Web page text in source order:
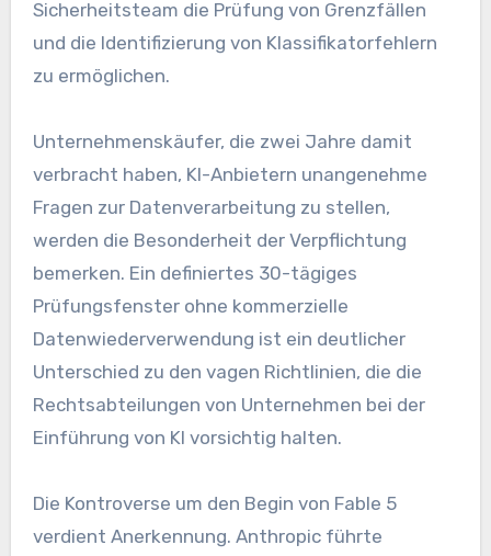
Sicherheitsteam die Prüfung von Grenzfällen
und die Identifizierung von Klassifikatorfehlern
zu ermöglichen.
Unternehmenskäufer, die zwei Jahre damit
verbracht haben, KI-Anbietern unangenehme
Fragen zur Datenverarbeitung zu stellen,
werden die Besonderheit der Verpflichtung
bemerken. Ein definiertes 30-tägiges
Prüfungsfenster ohne kommerzielle
Datenwiederverwendung ist ein deutlicher
Unterschied zu den vagen Richtlinien, die die
Rechtsabteilungen von Unternehmen bei der
Einführung von KI vorsichtig halten.
Die Kontroverse um den Begin von Fable 5
verdient Anerkennung. Anthropic führte